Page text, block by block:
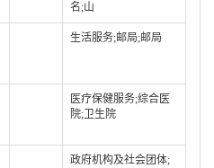
名;山
生活服务;邮局;邮局
医疗保健服务;综合医
院;卫生院
政府机构及社会团体;